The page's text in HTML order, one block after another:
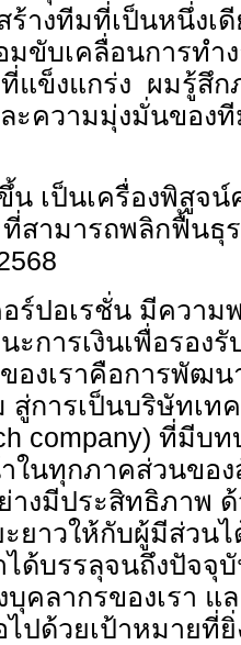
ร้างทีมที่เป็นหนึ่งเ
ขับเคลื่อนการทำ
แข็งแกร่ง ผมรู้สึก
ะความมุ่งมั่นของ
น เป็นเครื่องพิสูจน์
สามารถพลิกฟื้นธุ
ร์ปอเรชั่น มีความ
ะการเงินเพื่อรอง
องเราคือการพัฒ
การเป็นบริษัทเท
company) ที่มีบท
ในทุกภาคส่วนของ
างมีประสิทธิภาพ
ยาวให้กับผู้มีส่วน
ได้บรรลุจนถึงปัจจุ
บุคลากรของเรา
ไปด้วยเป้าหมายที่